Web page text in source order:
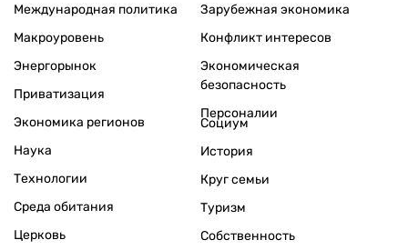
Международная политика
Макроуровень
Энергорынок
Приватизация
Экономика регионов
Зарубежная экономика
Конфликт интересов
Экономическая
безопасность
Персоналии
Наука
Технологии
Среда обитания
Церковь
Социум
История
Круг семьи
Туризм
Собственность